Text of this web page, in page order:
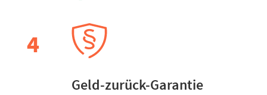
Geld-zurück-Garantie
4